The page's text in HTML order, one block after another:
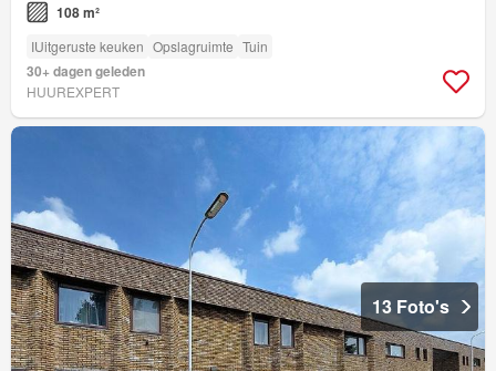
108 m²
IUitgeruste keuken Opslagruimte Tuin
30+ dagen geleden
HUUREXPERT
13 Foto's